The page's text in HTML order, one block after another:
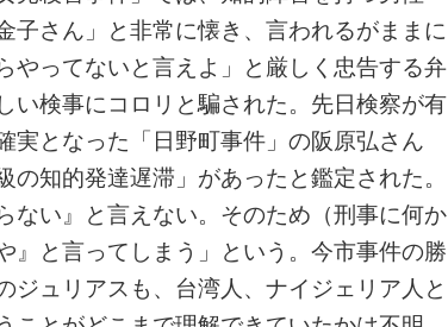
子さん」と非常に懐き、言われるがままに
やってないと言えよ」と厳しく忠告する弁
い検事にコロリと騙された。先日検察が有
実となった「日野町事件」の阪原弘さん
の知的発達遅滞」があったと鑑定された。
ない』と言えない。そのため（刑事に何か
』と言ってしまう」という。今市事件の勝
ジュリアスも、台湾人、ナイジェリア人と